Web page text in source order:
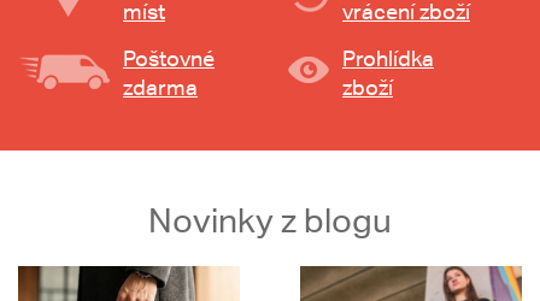
míst
vrácení zboží
Poštovné
zdarma
Prohlídka
zboží
Novinky z blogu